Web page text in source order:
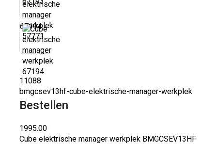
67194
11088
bmgcsev13hf-cube-elektrische-manager-werkplek
Bestellen
1995.00
Cube elektrische manager werkplek BMGCSEV13HF